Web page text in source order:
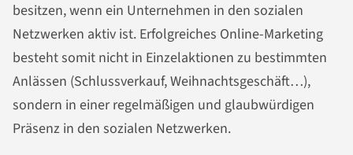
besitzen, wenn ein Unternehmen in den sozialen
Netzwerken aktiv ist. Erfolgreiches Online-Marketing
besteht somit nicht in Einzelaktionen zu bestimmten
Anlässen (Schlussverkauf, Weihnachtsgeschäft…),
sondern in einer regelmäßigen und glaubwürdigen
Präsenz in den sozialen Netzwerken.